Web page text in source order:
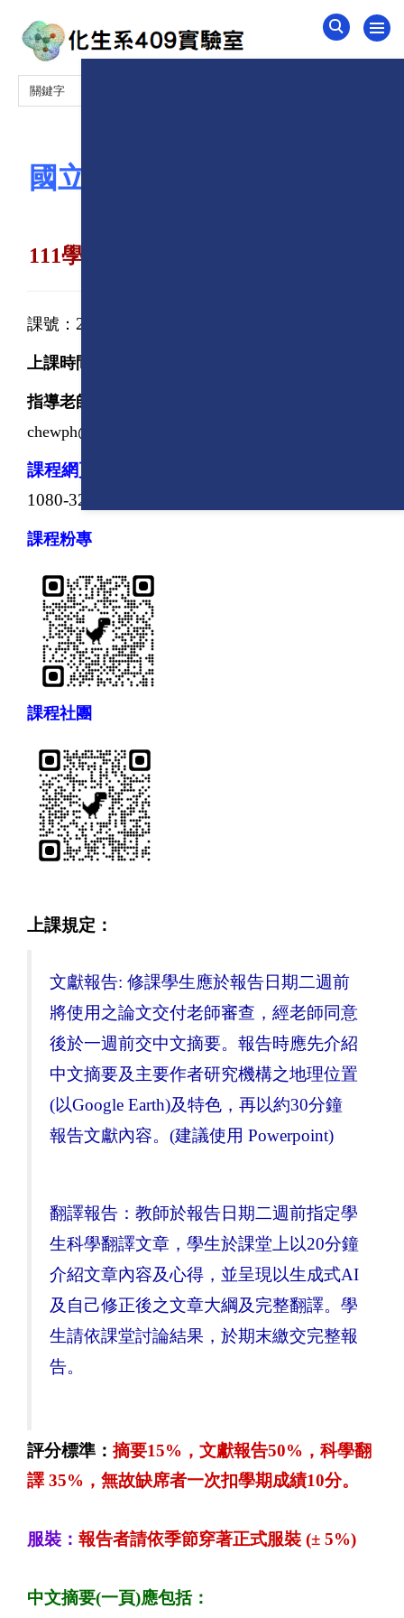
到
要
國立中正大學化學暨生物化
111學年度第
課號： 2604903
上課時間：
指導老師：
chewph@ccu.edu.tw
課程網頁
1080-32907,r1370.php?Lang=zh-tw
課程粉專
課程社團
上課規定：
文獻報告: 修課學生應於報告日期二週前
將使用之論文交付老師審查，經老師同意
後於一週前交中文摘要。報告時應先介紹
中文摘要及主要作者研究機構之地理位置
(以Google Earth)及特色，再以約30分鐘
報告文獻內容。 (建議使用 Powerpoint)
翻譯報告：教師於報告日期二週前指定學
生科學翻譯文章，學生於課堂上以20分鐘
介紹文章內容及心得，並呈現以生成式AI
及自己修正後之文章大綱及完整翻譯。學
生請依課堂討論結果，於期末繳交完整報
告。
評分標準： 摘要15% ，文獻報告50% ，科學翻
譯 35% ， 無故缺席者一次扣學期成績10分。
服裝： 報告者請依季節穿著正式服裝 (± 5%)
中文摘要(一頁)應包括：